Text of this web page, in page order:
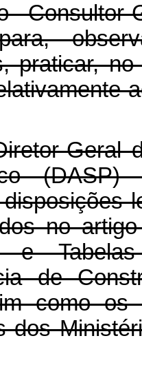
praticar,
Geral
(DASP)
no
e
de
como os
dos